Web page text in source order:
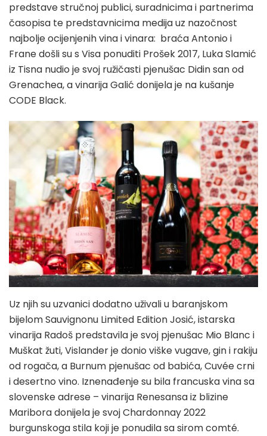
predstave stručnoj publici, suradnicima i partnerima
časopisa te predstavnicima medija uz nazočnost
najbolje ocijenjenih vina i vinara: braća Antonio i
Frane došli su s Visa ponuditi Prošek 2017, Luka Slamić
iz Tisna nudio je svoj ružičasti pjenušac Didin san od
Grenachea, a vinarija Galić donijela je na kušanje
CODE Black.
Uz njih su uzvanici dodatno uživali u baranjskom
bijelom Sauvignonu Limited Edition Josić, istarska
vinarija Radoš predstavila je svoj pjenušac Mio Blanc i
Muškat žuti, Vislander je donio viške vugave, gin i rakiju
od rogača, a Burnum pjenušac od babića, Cuvée crni
i desertno vino. Iznenađenje su bila francuska vina sa
slovenske adrese – vinarija Renesansa iz blizine
Maribora donijela je svoj Chardonnay 2022
burgunskoga stila koji je ponudila sa sirom comté.